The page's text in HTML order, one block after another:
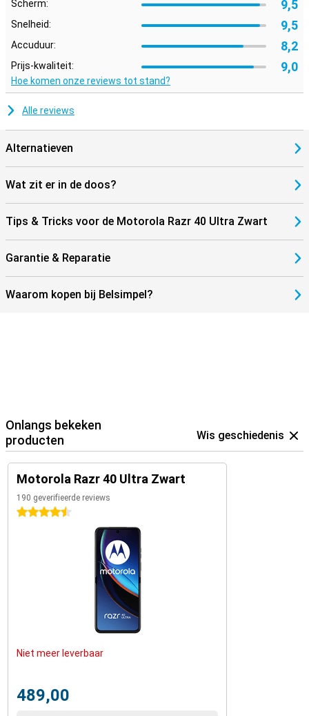
Scherm: 9,5
Snelheid: 9,5
Accuduur: 8,2
Prijs-kwaliteit: 9,0
Hoe komen onze reviews tot stand?
Alle reviews
Alternatieven
Wat zit er in de doos?
Tips & Tricks voor de Motorola Razr 40 Ultra Zwart
Garantie & Reparatie
Waarom kopen bij Belsimpel?
Onlangs bekeken
producten
Wis geschiedenis
Motorola Razr 40 Ultra Zwart
190 geverifieerde reviews
4.5 sterren
Niet meer leverbaar
489,00